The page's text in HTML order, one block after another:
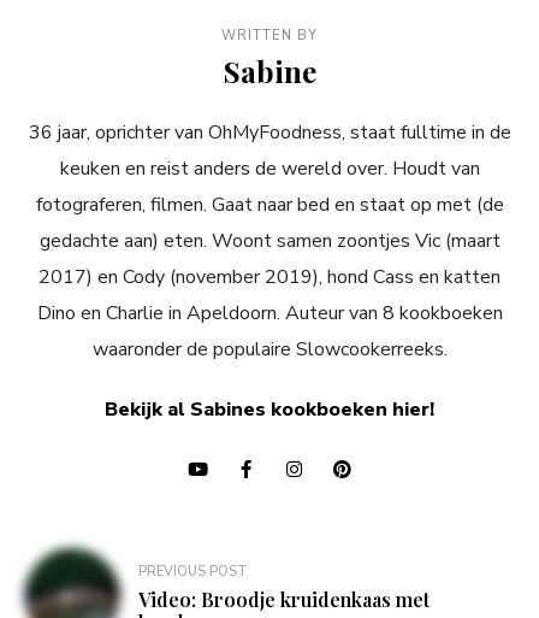
WRITTEN BY
Sabine
36 jaar, oprichter van OhMyFoodness, staat fulltime in de
keuken en reist anders de wereld over. Houdt van
fotograferen, filmen. Gaat naar bed en staat op met (de
gedachte aan) eten. Woont samen zoontjes Vic (maart
2017) en Cody (november 2019), hond Cass en katten
Dino en Charlie in Apeldoorn. Auteur van 8 kookboeken
waaronder de populaire Slowcookerreeks.
Bekijk al Sabines kookboeken hier!
Bericht
navigatie
PREVIOUS POST
Video: Broodje kruidenkaas met